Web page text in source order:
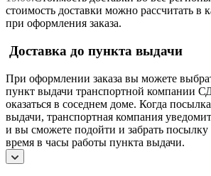
стоимость доставки можно рассчитать в
при оформления заказа.
Доставка до пункта выдачи
При оформлении заказа вы можете
пункт выдачи транспортной компании
оказаться в соседнем доме. Когда
выдачи, транспортная компания
и вы сможете подойти и забрать посылку
время в часы работы пункта выдачи.